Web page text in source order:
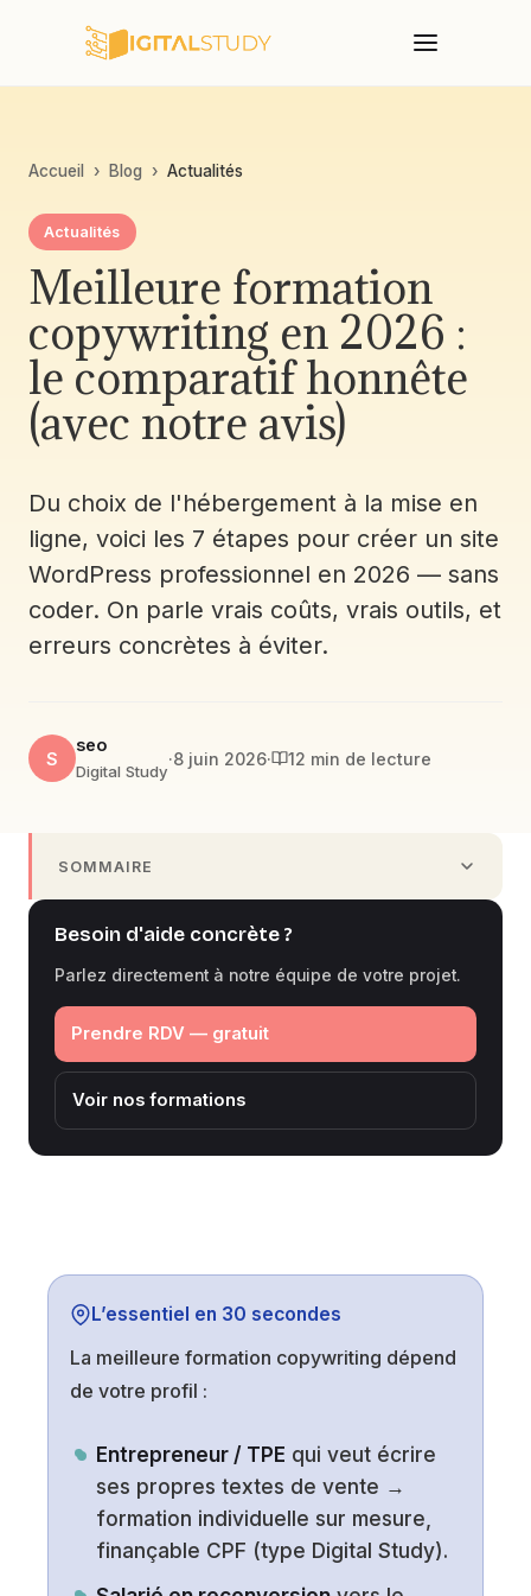
Accueil › Blog › Actualités
Actualités
Meilleure formation
copywriting en 2026 :
le comparatif honnête
(avec notre avis)
Du choix de l'hébergement à la mise en
ligne, voici les 7 étapes pour créer un site
WordPress professionnel en 2026 — sans
coder. On parle vrais coûts, vrais outils, et
erreurs concrètes à éviter.
S
seo
Digital Study
·8 juin 2026· 12 min de lecture
L’essentiel en 30 secondes
La meilleure formation copywriting dépend
de votre profil :
Entrepreneur / TPE qui veut écrire
ses propres textes de vente →
formation individuelle sur mesure,
finançable CPF (type Digital Study).
SOMMAIRE
Besoin d'aide concrète ?
Parlez directement à notre équipe de votre projet.
Prendre RDV — gratuit
Voir nos formations